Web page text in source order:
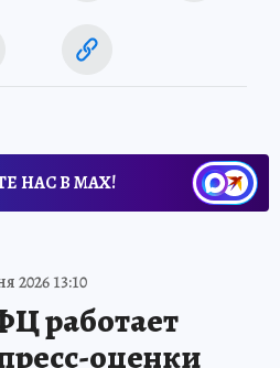
НАС В МАХ!
2026 13:10
работает
оценки